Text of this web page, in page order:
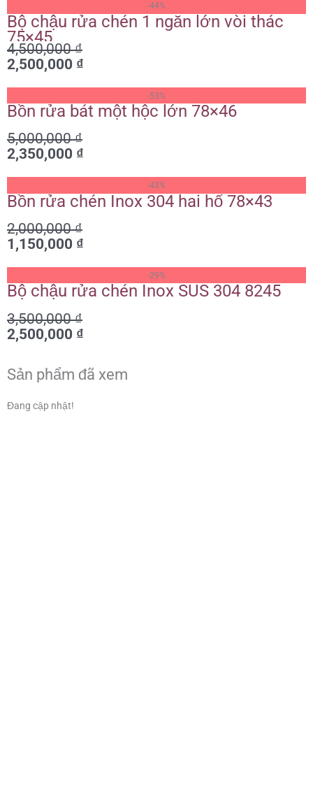
-44%
Bộ chậu rửa chén 1 ngăn lớn vòi thác
75×45
4,500,000₫
gốc
là:
4,500,000 ₫.
2,500,000 ₫
hiện
tại
là:
2,500,000 ₫.
-53%
Bồn rửa bát một hộc lớn 78×46
5,000,000₫
gốc
5,000,000 ₫.
2,350,000 ₫
hiện
là:
2,350,000 ₫.
-43%
Bồn rửa chén Inox 304 hai hố 78×43
2,000,000₫
gốc
2,000,000 ₫.
1,150,000 ₫
hiện
là:
1,150,000 ₫.
-29%
Bộ chậu rửa chén Inox SUS 304 8245
3,500,000₫
gốc
là:
3,500,000 ₫.
2,500,000 ₫
hiện
tại
là:
2,500,000 ₫.
Sản phẩm đã xem
Đang cập nhật!